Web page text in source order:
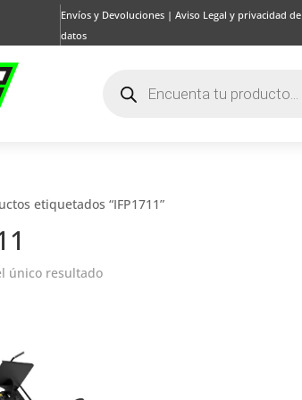
Envíos y Devoluciones| Aviso Legal y privacidad de
datos
productos
etiquetados “IFP1711”
único resultado